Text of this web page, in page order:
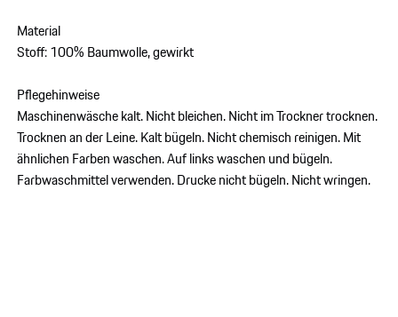
Material
Stoff: 100% Baumwolle, gewirkt
Pflegehinweise
Maschinenwäsche kalt. Nicht bleichen. Nicht im Trockner trocknen.
Trocknen an der Leine. Kalt bügeln. Nicht chemisch reinigen. Mit
ähnlichen Farben waschen. Auf links waschen und bügeln.
Farbwaschmittel verwenden. Drucke nicht bügeln. Nicht wringen.